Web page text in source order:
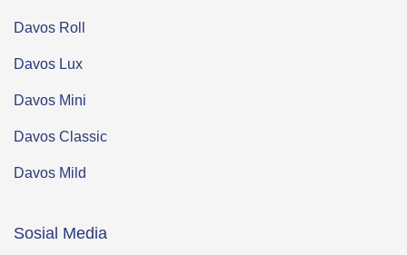
Davos Roll
Davos Lux
Davos Mini
Davos Classic
Davos Mild
Sosial Media